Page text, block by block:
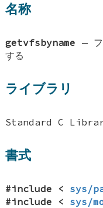
名称
getvfsbyname —
する
ライブラリ
Standard C
書式
#include < sys/
#include < sys/